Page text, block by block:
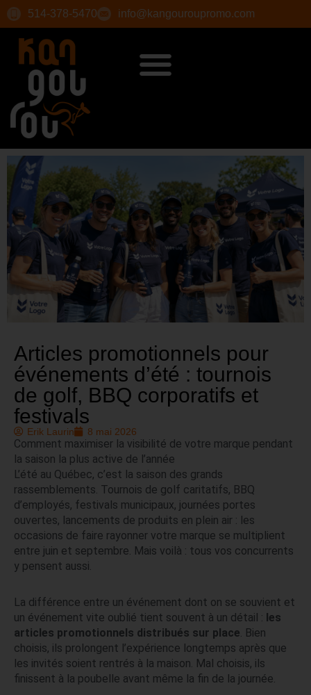
514-378-5470 info@kangouroupromo.com
Articles promotionnels pour
événements d’été : tournois
de golf, BBQ corporatifs et
festivals
Erik Laurin 8 mai 2026
Comment maximiser la visibilité de votre marque pendant
la saison la plus active de l’année
L’été au Québec, c’est la saison des grands
rassemblements. Tournois de golf caritatifs, BBQ
d’employés, festivals municipaux, journées portes
ouvertes, lancements de produits en plein air : les
occasions de faire rayonner votre marque se multiplient
entre juin et septembre. Mais voilà : tous vos concurrents
y pensent aussi.
La différence entre un événement dont on se souvient et
un événement vite oublié tient souvent à un détail : les
articles promotionnels distribués sur place . Bien
choisis, ils prolongent l’expérience longtemps après que
les invités soient rentrés à la maison. Mal choisis, ils
finissent à la poubelle avant même la fin de la journée.